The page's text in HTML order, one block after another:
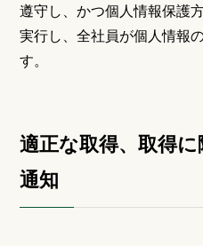
遵守し、かつ個人情報保護
実行し、全社員が個人情報
す。
適正な取得、取得
通知